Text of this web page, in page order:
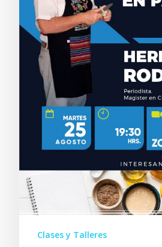
Clases y Talleres